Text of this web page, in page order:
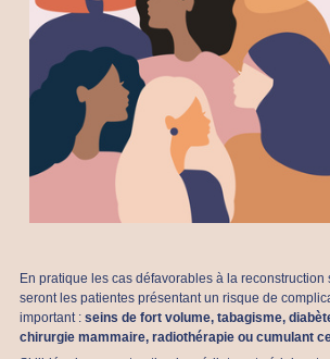
En pratique les cas défavorables à la reconstruction
seront les patientes présentant un risque de
important : seins de fort volume, tabagisme,
chirurgie mammaire, radiothérapie ou cumulant